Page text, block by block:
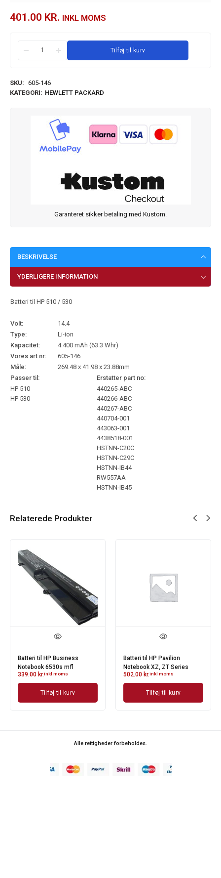
401.00 KR. INKL MOMS
Tilføj til kurv
SKU: 605-146
KATEGORI: HEWLETT PACKARD
Garanteret sikker betaling med Kustom.
BESKRIVELSE
YDERLIGERE INFORMATION
Batteri til HP 510 / 530
Volt:
14.4
Type:
Li-ion
Kapacitet:
4.400 mAh (63.3 Whr)
Vores art nr:
605-146
Måle:
269.48 x 41.98 x 23.88mm
Passer til:
Erstatter part no:
HP 510
HP 530
440265-ABC
440266-ABC
440267-ABC
440704-001
443063-001
4438518-001
HSTNN-C20C
HSTNN-C29C
HSTNN-IB44
RW557AA
HSTNN-IB45
Relaterede Produkter
Batteri til HP Business
Notebook 6530s mfl
339.00 kr.inkl moms
Tilføj til kurv
Batteri til HP Pavilion
Notebook XZ, ZT Series
502.00 kr.inkl moms
Tilføj til kurv
Alle rettigheder forbeholdes.